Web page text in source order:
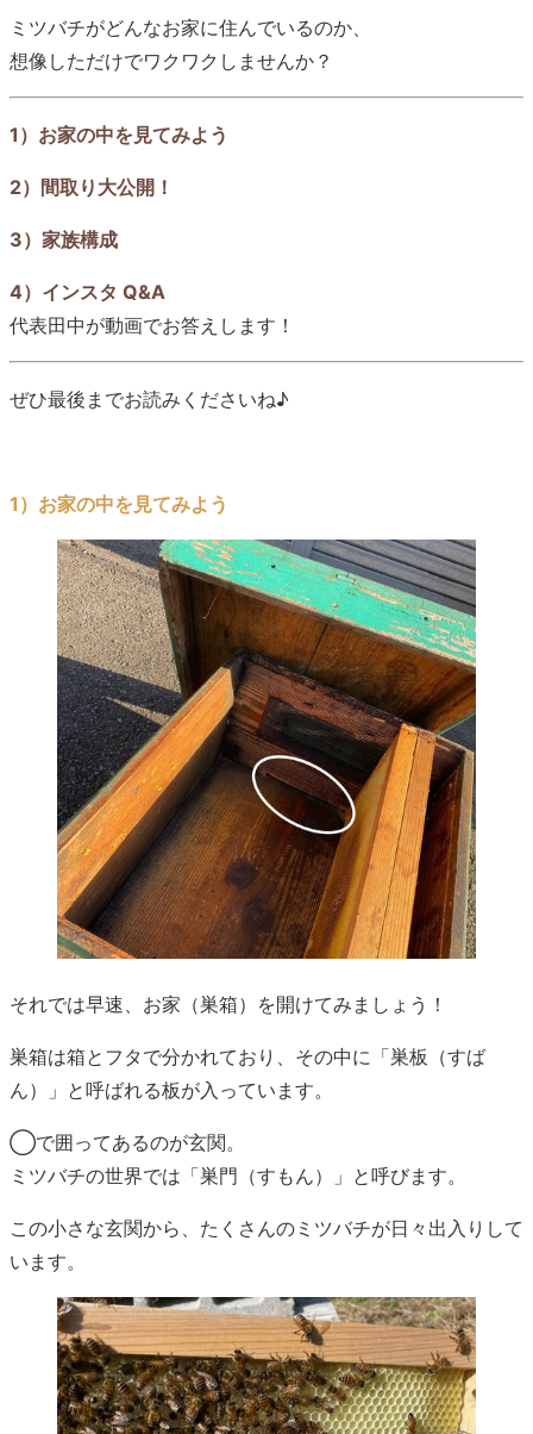
ミツバチがどんなお家に住んでいるのか、
想像しただけでワクワクしませんか？
1）お家の中を見てみよう
2）間取り大公開！
3）家族構成
4）インスタ Q&A
代表田中が動画でお答えします！
ぜひ最後までお読みくださいね♪
1）お家の中を見てみよう
それでは早速、お家（巣箱）を開けてみましょう！
巣箱は箱とフタで分かれており、その中に「巣板（すば
ん）」と呼ばれる板が入っています。
◯で囲ってあるのが玄関。
ミツバチの世界では「巣門（すもん）」と呼びます。
この小さな玄関から、たくさんのミツバチが日々出入りして
います。